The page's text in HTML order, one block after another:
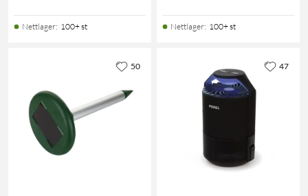
Nettlager: 100+ st Nettlager: 100+ st
50 47